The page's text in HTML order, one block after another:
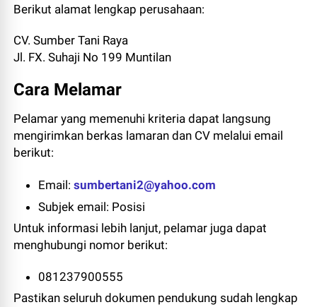
Berikut alamat lengkap perusahaan:
CV. Sumber Tani Raya
Jl. FX. Suhaji No 199 Muntilan
Cara Melamar
Pelamar yang memenuhi kriteria dapat langsung
mengirimkan berkas lamaran dan CV melalui email
berikut:
Email:sumbertani2@yahoo.com
Subjek email: Posisi
Untuk informasi lebih lanjut, pelamar juga dapat
menghubungi nomor berikut:
081237900555
Pastikan seluruh dokumen pendukung sudah lengkap